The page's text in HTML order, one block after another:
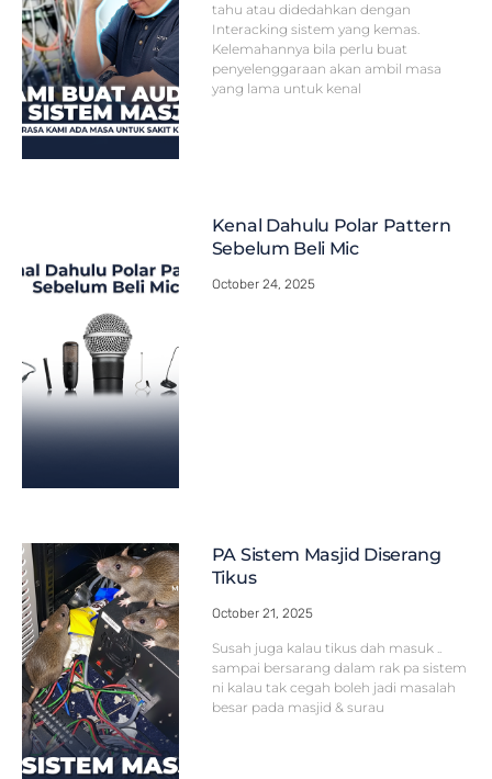
tahu atau didedahkan dengan
Interacking sistem yang kemas.
Kelemahannya bila perlu buat
penyelenggaraan akan ambil masa
yang lama untuk kenal
Kenal Dahulu Polar Pattern
Sebelum Beli Mic
October 24, 2025
PA Sistem Masjid Diserang
Tikus
October 21, 2025
Susah juga kalau tikus dah masuk ..
sampai bersarang dalam rak pa sistem
ni kalau tak cegah boleh jadi masalah
besar pada masjid & surau